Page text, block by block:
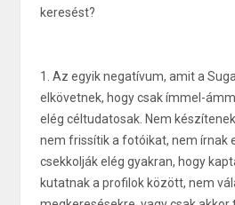
keresést?
1. Az egyik negatívum, amit a
elkövetnek, hogy csak ímmel-
elég céltudatosak. Nem
nem frissítik a fotóikat, nem írnak
csekkolják elég gyakran, hogy
kutatnak a profilok között, nem